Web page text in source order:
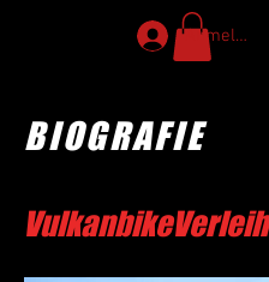
Anmelden
BIOGRAFIE
VulkanbikeVerleih